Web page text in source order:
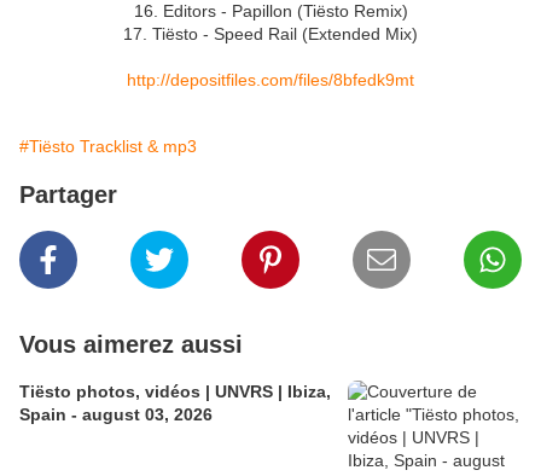
16. Editors - Papillon (Tiësto Remix)
17. Tiësto - Speed Rail (Extended Mix)
http://depositfiles.com/files/8bfedk9mt
#Tiësto Tracklist & mp3
Partager
Vous aimerez aussi
Tiësto photos, vidéos | UNVRS | Ibiza,
Spain - august 03, 2026